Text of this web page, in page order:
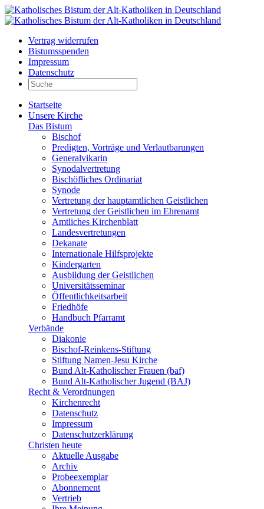
Vertrag widerrufen
Bistumsspenden
Impressum
Datenschutz
Startseite
Unsere Kirche
Das Bistum
Bischof
Predigten, Vorträge und Verlautbarungen
Generalvikarin
Synodalvertretung
Bischöfliches Ordinariat
Synode
Vertretung der hauptamtlichen Geistlichen
Vertretung der Geistlichen im Ehrenamt
Amtliches Kirchenblatt
Landesvertretungen
Dekanate
Internationale Hilfsprojekte
Kindergarten
Ausbildung der Geistlichen
Universitätsseminar
Öffentlichkeitsarbeit
Friedhöfe
Handbuch Pfarramt
Verbände
Diakonie
Bischof-Reinkens-Stiftung
Stiftung Namen-Jesu Kirche
Bund Alt-Katholischer Frauen (baf)
Bund Alt-Katholischer Jugend (BAJ)
Recht & Verordnungen
Kirchenrecht
Datenschutz
Impressum
Datenschutzerklärung
Christen heute
Aktuelle Ausgabe
Archiv
Probeexemplar
Abonnement
Vertrieb